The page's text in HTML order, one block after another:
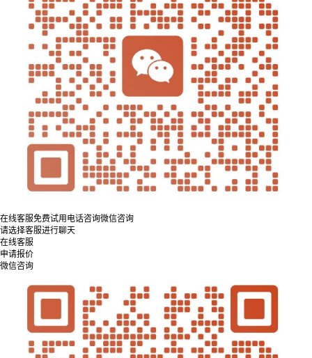
在线客服免费试用 电话咨询微信咨询
请选择客服进行聊天
在线客服
申请报价
微信咨询